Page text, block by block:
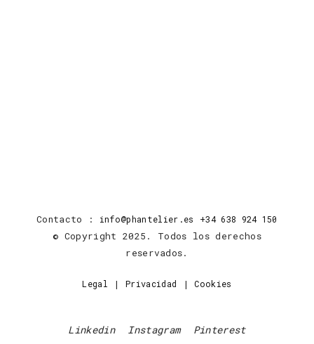
Contacto : info@phantelier.es +34 638 924 150
© Copyright 2025. Todos los derechos
reservados.
Legal |Privacidad |Cookies
Linkedin Instagram Pinterest